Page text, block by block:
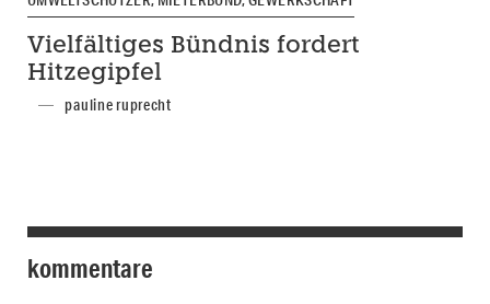
Vielfältiges Bündnis fordert
Hitzegipfel
pauline ruprecht
kommentare